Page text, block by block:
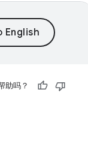
助吗？